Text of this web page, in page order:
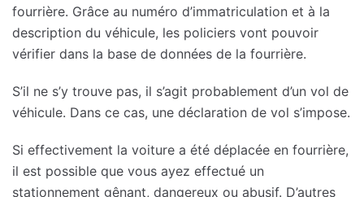
fourrière. Grâce au numéro d’immatriculation et à la
description du véhicule, les policiers vont pouvoir
vérifier dans la base de données de la fourrière.
S’il ne s’y trouve pas, il s’agit probablement d’un vol de
véhicule. Dans ce cas, une déclaration de vol s’impose.
Si effectivement la voiture a été déplacée en fourrière,
il est possible que vous ayez effectué un
stationnement gênant, dangereux ou abusif. D’autres